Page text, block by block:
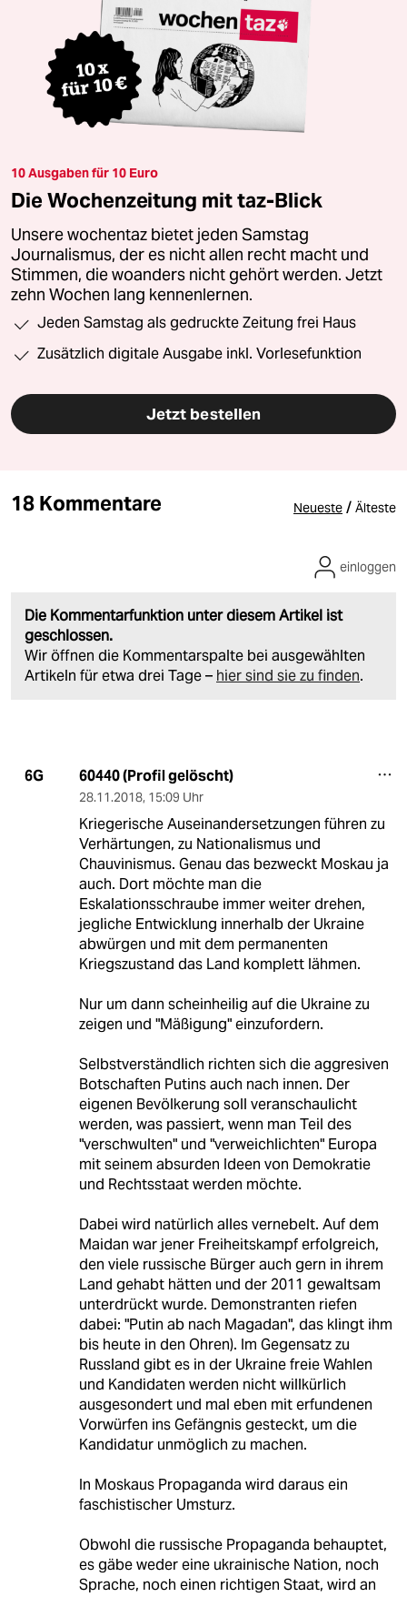
10 Ausgaben für 10 Euro
Die Wochenzeitung mit taz-Blick
Unsere wochentaz bietet jeden Samstag
Journalismus, der es nicht allen recht macht und
Stimmen, die woanders nicht gehört werden. Jetzt
zehn Wochen lang kennenlernen.
Jeden Samstag als gedruckte Zeitung frei Haus
Zusätzlich digitale Ausgabe inkl. Vorlesefunktion
Jetzt bestellen
18 Kommentare Neueste / Älteste
Die Kommentarfunktion unter diesem Artikel ist
geschlossen.
Wir öffnen die Kommentarspalte bei ausgewählten
Artikeln für etwa drei Tage – hier sind sie zu finden.
einloggen
6G 60440 (Profil gelöscht)
28.11.2018, 15:09 Uhr
Kriegerische Auseinandersetzungen führen zu
Verhärtungen, zu Nationalismus und
Chauvinismus. Genau das bezweckt Moskau ja
auch. Dort möchte man die
Eskalationsschraube immer weiter drehen,
jegliche Entwicklung innerhalb der Ukraine
abwürgen und mit dem permanenten
Kriegszustand das Land komplett lähmen.
Nur um dann scheinheilig auf die Ukraine zu
zeigen und "Mäßigung" einzufordern.
Selbstverständlich richten sich die aggresiven
Botschaften Putins auch nach innen. Der
eigenen Bevölkerung soll veranschaulicht
werden, was passiert, wenn man Teil des
"verschwulten" und "verweichlichten" Europa
mit seinem absurden Ideen von Demokratie
und Rechtsstaat werden möchte.
Dabei wird natürlich alles vernebelt. Auf dem
Maidan war jener Freiheitskampf erfolgreich,
den viele russische Bürger auch gern in ihrem
Land gehabt hätten und der 2011 gewaltsam
unterdrückt wurde. Demonstranten riefen
dabei: "Putin ab nach Magadan", das klingt ihm
bis heute in den Ohren). Im Gegensatz zu
Russland gibt es in der Ukraine freie Wahlen
und Kandidaten werden nicht willkürlich
ausgesondert und mal eben mit erfundenen
Vorwürfen ins Gefängnis gesteckt, um die
Kandidatur unmöglich zu machen.
In Moskaus Propaganda wird daraus ein
faschistischer Umsturz.
Obwohl die russische Propaganda behauptet,
es gäbe weder eine ukrainische Nation, noch
Sprache, noch einen richtigen Staat, wird an